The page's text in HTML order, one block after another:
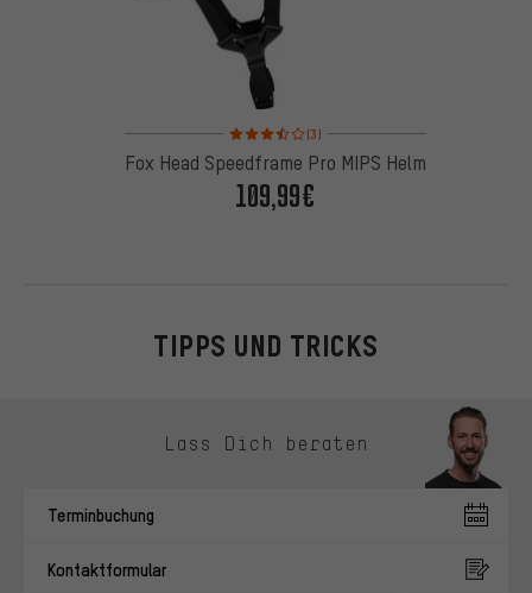
Bewertungen: 3,5 von 5 basierend auf 3
(3)
Fox Head Speedframe Pro MIPS Helm
109,99€
TIPPS UND TRICKS
Lass Dich beraten
Terminbuchung
Kontaktformular